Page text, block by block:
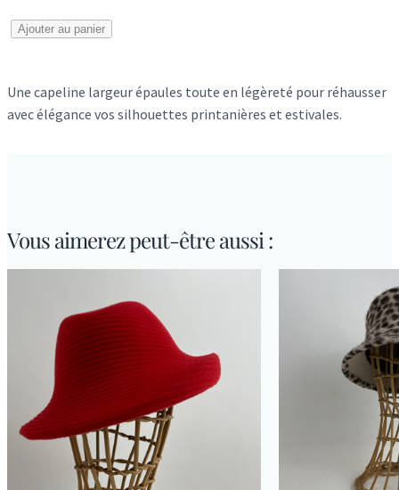
n
t
e
S
t
Ajouter au panier
Une capeline largeur épaules toute en légèreté pour réhausser
avec élégance vos silhouettes printanières et estivales.
Vous aimerez peut-être aussi :